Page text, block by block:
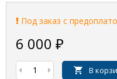
Под заказ с
6 000 ₽
В